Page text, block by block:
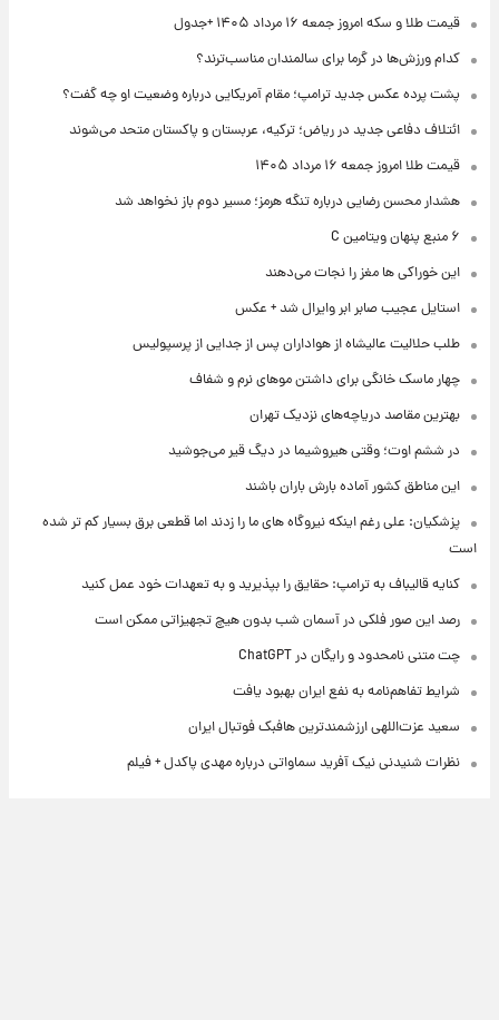
قیمت طلا و سکه امروز جمعه ۱۶ مرداد ۱۴۰۵ +جدول
کدام ورزش‌ها در گرما برای سالمندان مناسب‌ترند؟
پشت پرده عکس جدید ترامپ؛ مقام آمریکایی درباره وضعیت او چه گفت؟
ائتلاف دفاعی جدید در ریاض؛ ترکیه، عربستان و پاکستان متحد می‌شوند
قیمت طلا امروز جمعه ۱۶ مرداد ۱۴۰۵
هشدار محسن رضایی درباره تنگه هرمز؛ مسیر دوم باز نخواهد شد
۶ منبع پنهان ویتامین C
این خوراکی ها مغز را نجات می‌دهند
استایل عجیب صابر ابر وایرال شد + عکس
طلب حلالیت عالیشاه از هواداران پس از جدایی از پرسپولیس
چهار ماسک خانگی برای داشتن موهای نرم و شفاف
بهترین مقاصد دریاچه‌های نزدیک تهران
در ششم اوت؛ وقتی هیروشیما در دیگ قیر می‌جوشید
این مناطق کشور آماده بارش باران باشند
پزشکیان: علی رغم اینکه نیروگاه های ما را زدند اما قطعی برق بسیار کم تر شده
است
کنایه قالیباف به ترامپ: حقایق را بپذیرید و به تعهدات خود عمل کنید
رصد این صور فلکی در آسمان شب بدون هیچ تجهیزاتی ممکن است
چت متنی نامحدود و رایگان در ChatGPT
شرایط تفاهم‌نامه به نفع ایران بهبود یافت
سعید عزت‌اللهی ارزشمندترین هافبک فوتبال ایران
نظرات شنیدنی نیک آفرید سماواتی درباره مهدی پاکدل + فیلم